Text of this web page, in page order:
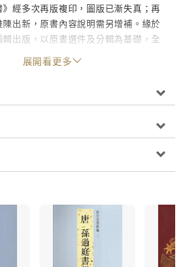
經多次再版複印，圖版已漸失真；再
出新，原書內容說明需另增補。緣於
輯出版，以原書選件及分輯為基礎，全
精印。內容方面則新增近人研究論述。
作包括晉王義之、唐代孫過庭、懷素、
宋代蔡襄、蘇軾、黃庭堅、米芾四家，
說等；元代趙孟頫、鮮于樞等；明代
精華，大抵盡萃於此，為書法藝術喜
展開看更多